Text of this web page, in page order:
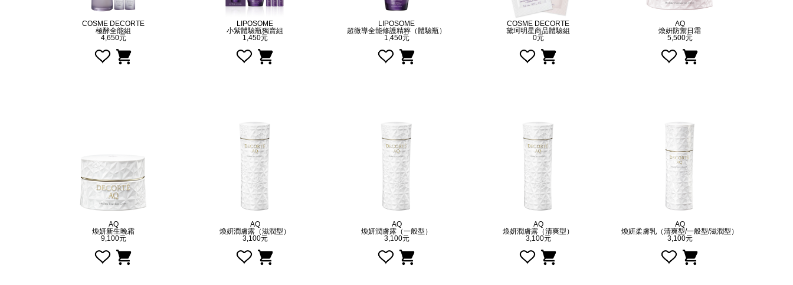
COSME DECORTE
極酵全能組
4,650元
LIPOSOME
小紫體驗瓶獨賣組
1,450元
LIPOSOME
超微導全能修護精粹（體驗瓶）
1,450元
COSME DECORTE
黛珂明星商品體驗組
0元
AQ
煥妍防禦日霜
5,500元
AQ
煥妍新生晚霜
9,100元
AQ
煥妍潤膚露（滋潤型）
3,100元
AQ
煥妍潤膚露（一般型）
3,100元
AQ
煥妍潤膚露（清爽型）
3,100元
AQ
煥妍柔膚乳（清爽型/一般型/滋潤型）
3,100元